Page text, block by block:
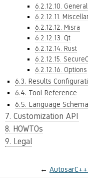
6.2.12.10.
6.2.12.11.
6.2.12.12. Misra
6.2.12.13. Qt
6.2.12.14. Rust
6.2.12.15.
6.2.12.16. Options
6.3. Results
6.4. Tool Reference
6.5. Language Schema
7. Customization API
8. HOWTOs
9. Legal
←